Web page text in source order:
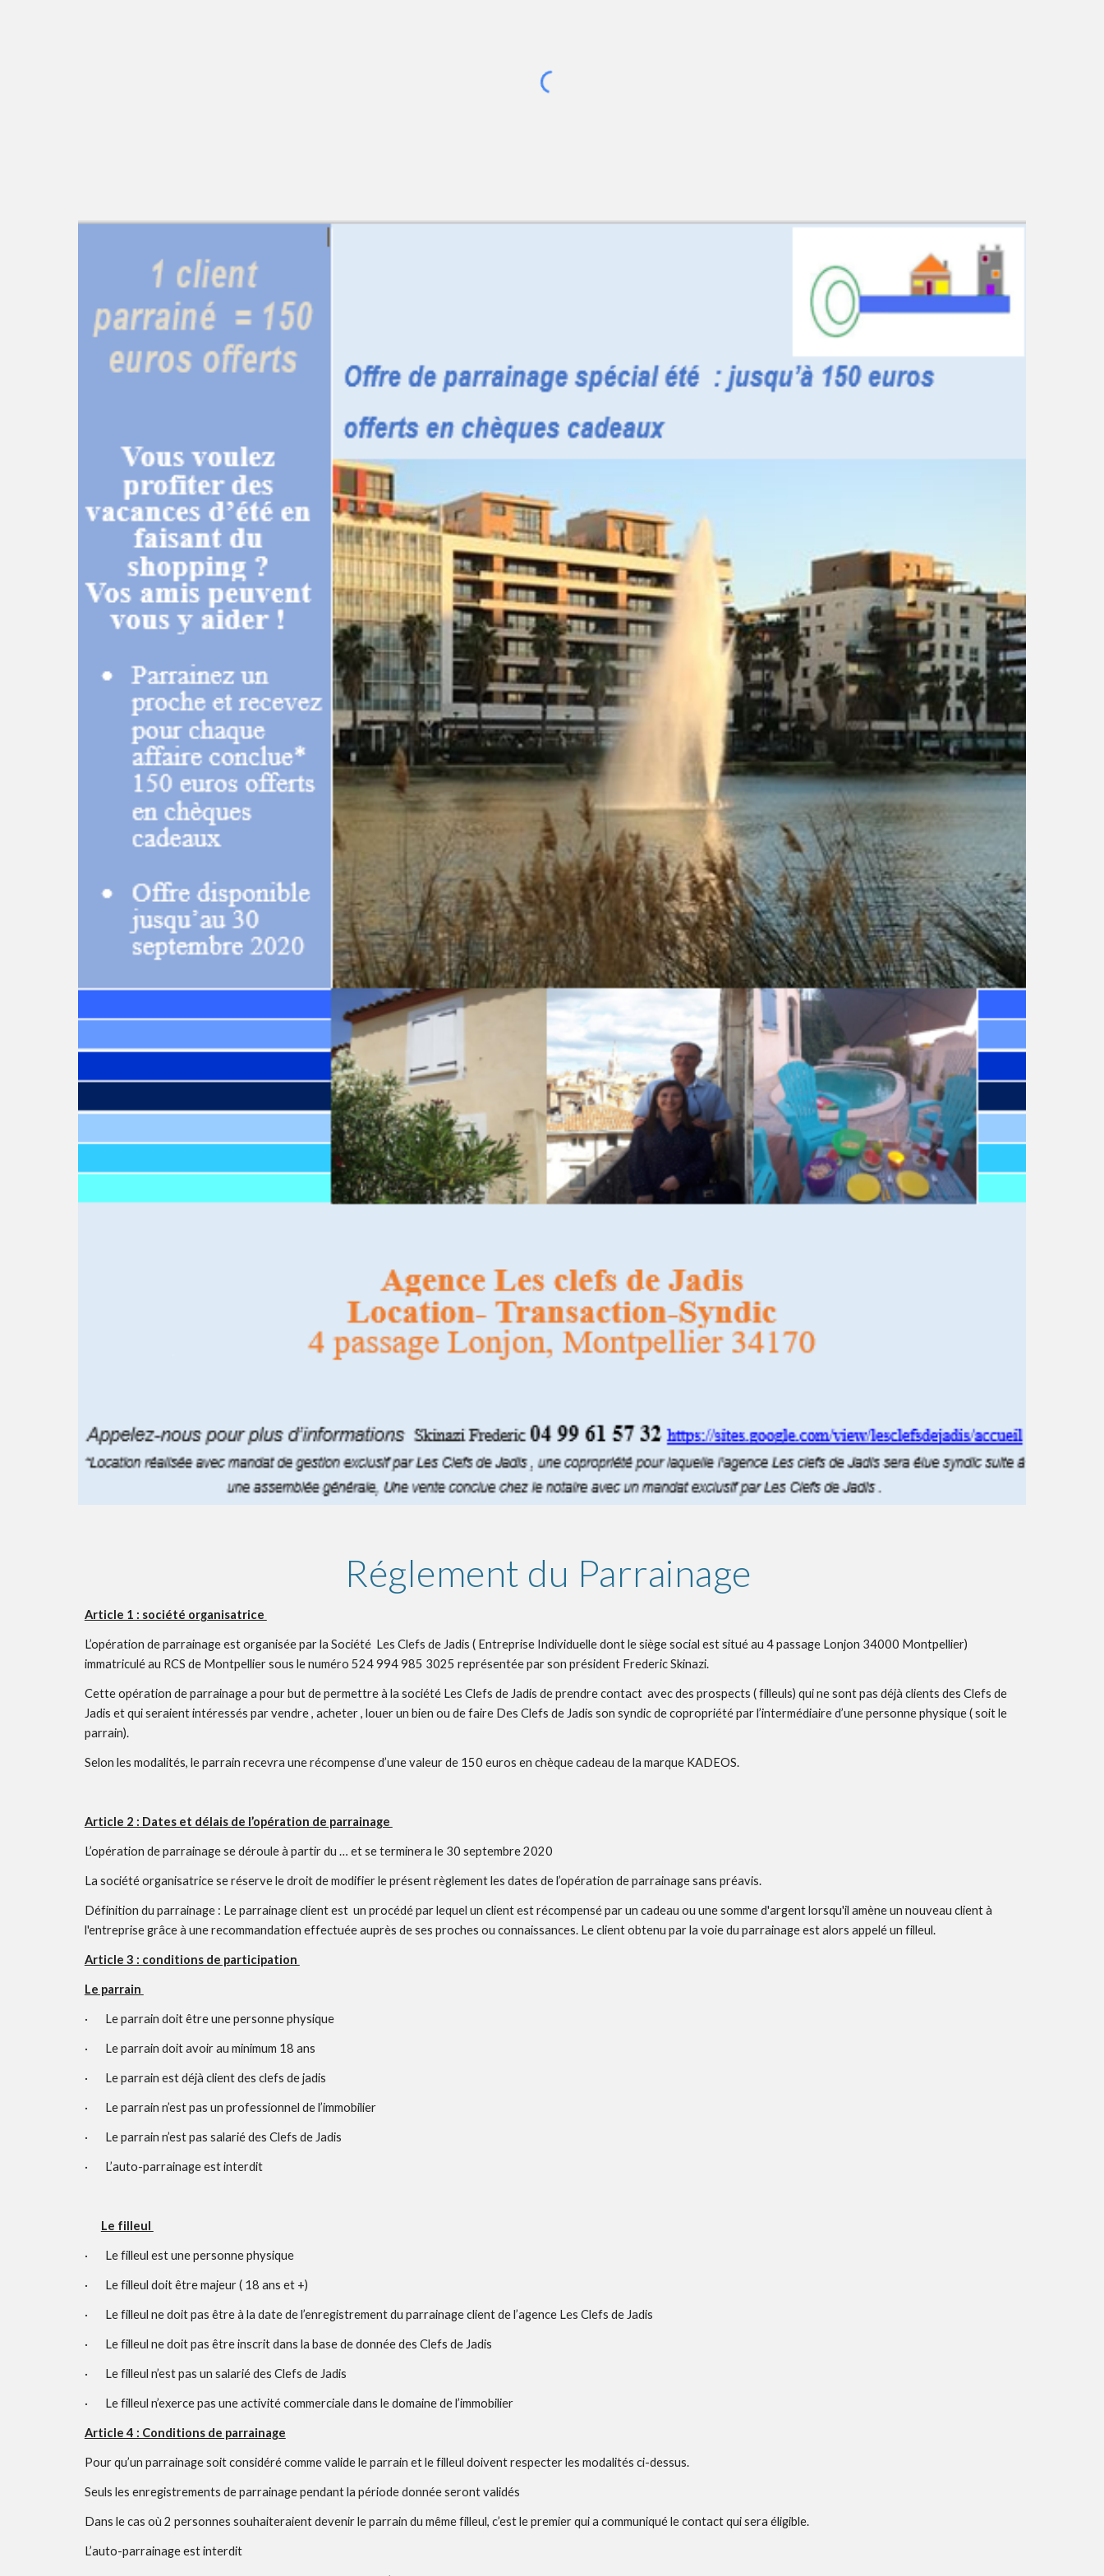
Réglement du Parrainage
Article 1 : société organisatrice
L’opération de parrainage est organisée par la Société  Les Clefs de Jadis ( Entreprise Individuelle dont le siège social est situé au 4 passage Lonjon 34000 Montpellier)
immatriculé au RCS de Montpellier sous le numéro 524 994 985 3025 représentée par son président Frederic Skinazi.
Cette opération de parrainage a pour but de permettre à la société Les Clefs de Jadis de prendre contact  avec des prospects ( filleuls) qui ne sont pas déjà clients des Clefs de
Jadis et qui seraient intéressés par vendre , acheter , louer un bien ou de faire Des Clefs de Jadis son syndic de copropriété par l’intermédiaire d’une personne physique ( soit le
parrain).
Selon les modalités, le parrain recevra une récompense d’une valeur de 150 euros en chèque cadeau de la marque KADEOS.
Article 2 : Dates et délais de l’opération de parrainage
L’opération de parrainage se déroule à partir du … et se terminera le 30 septembre 2020
La société organisatrice se réserve le droit de modifier le présent règlement les dates de l’opération de parrainage sans préavis.
Définition du parrainage : Le parrainage client est  un procédé par lequel un client est récompensé par un cadeau ou une somme d'argent lorsqu'il amène un nouveau client à
l'entreprise grâce à une recommandation effectuée auprès de ses proches ou connaissances. Le client obtenu par la voie du parrainage est alors appelé un filleul.
Article 3 : conditions de participation
Le parrain
·       Le parrain doit être une personne physique
·       Le parrain doit avoir au minimum 18 ans
·       Le parrain est déjà client des clefs de jadis
·       Le parrain n’est pas un professionnel de l’immobilier
·       Le parrain n’est pas salarié des Clefs de Jadis
·       L’auto-parrainage est interdit
Le filleul
·       Le filleul est une personne physique
·       Le filleul doit être majeur ( 18 ans et +)
·       Le filleul ne doit pas être à la date de l’enregistrement du parrainage client de l’agence Les Clefs de Jadis
·       Le filleul ne doit pas être inscrit dans la base de donnée des Clefs de Jadis
·       Le filleul n’est pas un salarié des Clefs de Jadis
·       Le filleul n’exerce pas une activité commerciale dans le domaine de l’immobilier
Article 4 : Conditions de parrainage
Pour qu’un parrainage soit considéré comme valide le parrain et le filleul doivent respecter les modalités ci-dessus.
Seuls les enregistrements de parrainage pendant la période donnée seront validés
Dans le cas où 2 personnes souhaiteraient devenir le parrain du même filleul, c’est le premier qui a communiqué le contact qui sera éligible.
L’auto-parrainage est interdit